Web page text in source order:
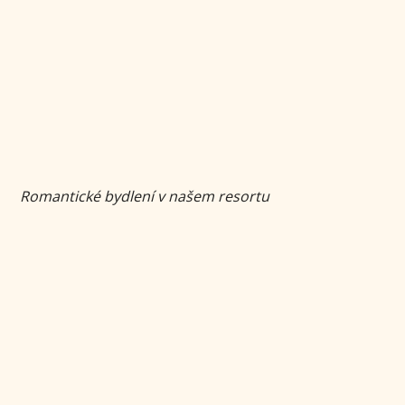
Romantické bydlení v našem resortu